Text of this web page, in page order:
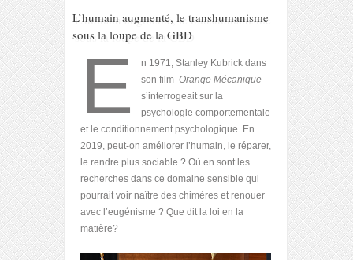
L’humain augmenté, le transhumanisme
sous la loupe de la GBD
E
n 1971, Stanley Kubrick dans
son film Orange Mécanique
s’interrogeait sur la
psychologie comportementale
et le conditionnement psychologique. En
2019, peut-on améliorer l’humain, le réparer,
le rendre plus sociable ? Où en sont les
recherches dans ce domaine sensible qui
pourrait voir naître des chimères et renouer
avec l’eugénisme ? Que dit la loi en la
matière?